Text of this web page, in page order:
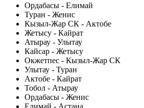
Ордабасы - Елимай
Туран - Женис
Кызыл-Жар СК - Актобе
Жетысу - Кайрат
Атырау - Улытау
Кайсар - Жетысу
Окжетпес - Кызыл-Жар СК
Улытау - Туран
Актобе - Кайрат
Тобол - Атырау
Ордабасы - Женис